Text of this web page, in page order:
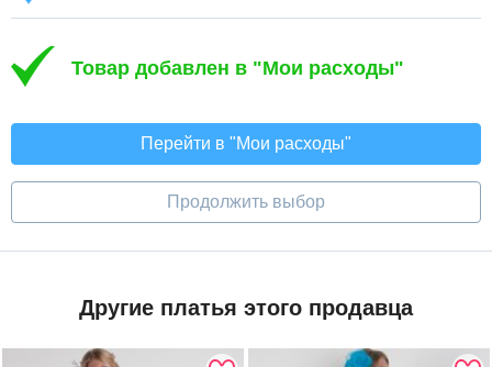
Товар добавлен в "Мои расходы"
Перейти в "Мои расходы"
Продолжить выбор
Другие платья этого продавца